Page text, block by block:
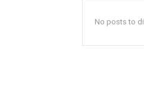
No posts to